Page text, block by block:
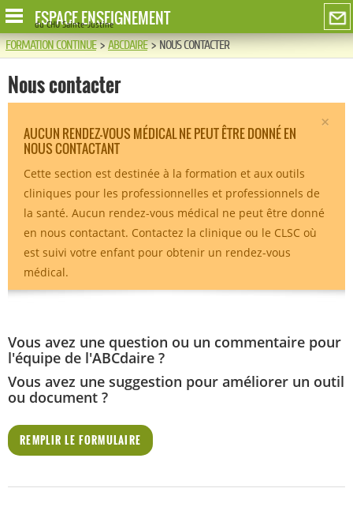
ESPACE ENSEIGNEMENT
du CHU Sainte-Justine
FORMATION CONTINUE>ABCDAIRE>NOUS CONTACTER
Nous contacter
×
AUCUN RENDEZ-VOUS MÉDICAL NE PEUT ÊTRE DONNÉ EN
NOUS CONTACTANT
Cette section est destinée à la formation et aux outils
cliniques pour les professionnelles et professionnels de
la santé. Aucun rendez-vous médical ne peut être donné
en nous contactant. Contactez la clinique ou le CLSC où
est suivi votre enfant pour obtenir un rendez-vous
médical.
Vous avez une question ou un commentaire pour
l'équipe de l'ABCdaire ?
Vous avez une suggestion pour améliorer un outil
ou document ?
REMPLIR LE FORMULAIRE